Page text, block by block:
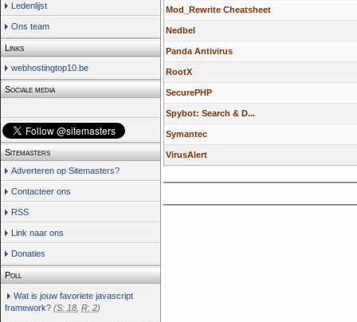
Ledenlijst
Ons team
Links
webhostingtop10.be
Sociale media
Sitemasters
Adverteren op Sitemasters?
Contacteer ons
RSS
Link naar ons
Donaties
Poll
Wat is jouw favoriete javascript
framework? (S: 18 R: 2)
Mod_Rewrite Cheatsheet
Nedbel
Panda Antivirus
RootX
SecurePHP
Spybot: Search & D...
Symantec
VirusAlert